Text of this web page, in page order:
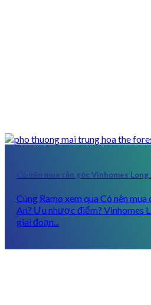
Có nên mua căn góc Vinhomes
Cùng Ramo xem qua Có nên
An? Ưu nhược điểm? Vinhomes
giai đoạn...